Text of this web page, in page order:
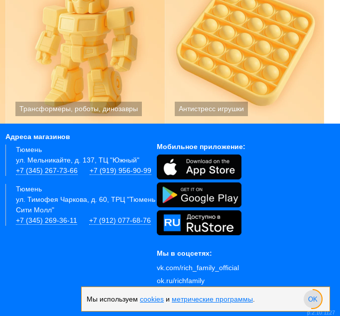
Адреса магазинов
Тюмень
ул. Мельникайте, д. 137, ТЦ "Южный"
+7 (345) 267-73-66
+7 (919) 956-90-99
Тюмень
ул. Тимофея Чаркова, д. 60, ТРЦ "Тюмень
Сити Молл"
+7 (345) 269-36-11
+7 (912) 077-68-76
Мобильное приложение:
Мы в соцсетях:
vk.com/rich_family_official
ok.ru/richfamily
© Rich Family, 2011-2026
p.2.10.1127
Мы используем cookies и метрические программы OK